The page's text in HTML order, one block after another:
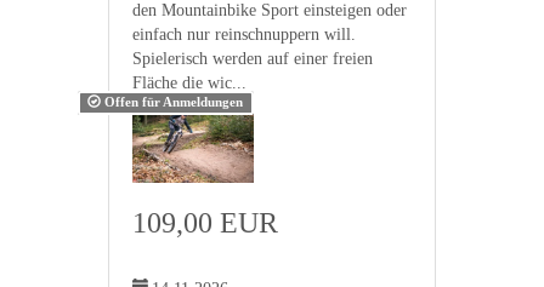
den Mountainbike Sport einsteigen oder
einfach nur reinschnuppern will.
Spielerisch werden auf einer freien
Fläche die wic...
Offen für Anmeldungen
109,00 EUR